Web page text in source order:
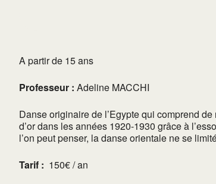
A partir de 15 ans
Professeur : Adeline MACCHI
Danse originaire de l’Egypte qui comprend
d’or dans les années 1920-1930 grâce à
l’on peut penser, la danse orientale ne se
Tarif : 150€ / an